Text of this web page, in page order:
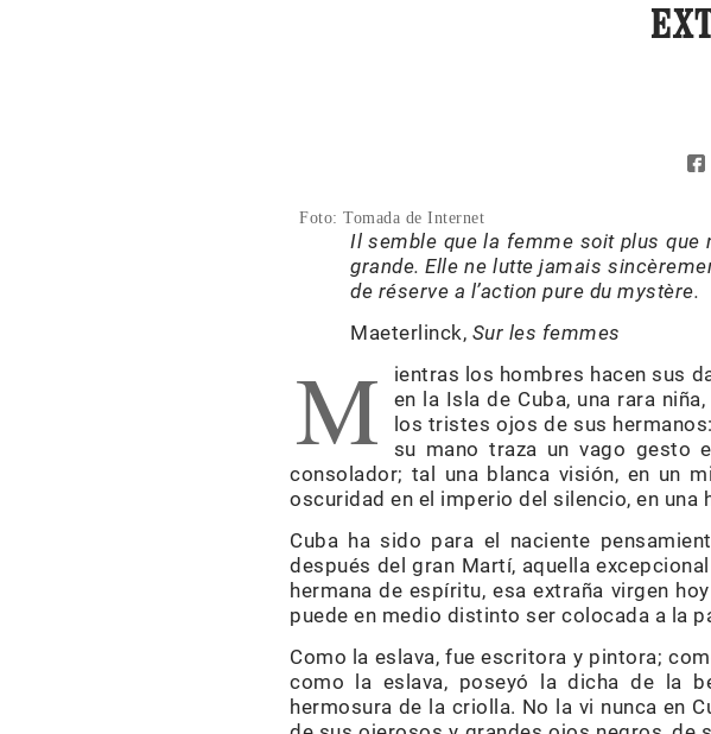
Foto: Tomada de Internet
Il semble que la femme soit plus que
grande. Elle ne lutte jamais
de réserve a l’action pure du mystère.
Maeterlinck, Sur les femmes
M
ientras los hombres hacen sus
en la Isla de Cuba, una rara
los tristes ojos de sus
su mano traza un vago gesto
consolador; tal una blanca visión, en un
oscuridad en el imperio del silencio, en una
Cuba ha sido para el naciente
después del gran Martí, aquella
hermana de espíritu, esa extraña virgen
puede en medio distinto ser colocada a la
Como la eslava, fue escritora y pintora;
como la eslava, poseyó la dicha de la
hermosura de la criolla. No la vi nunca en